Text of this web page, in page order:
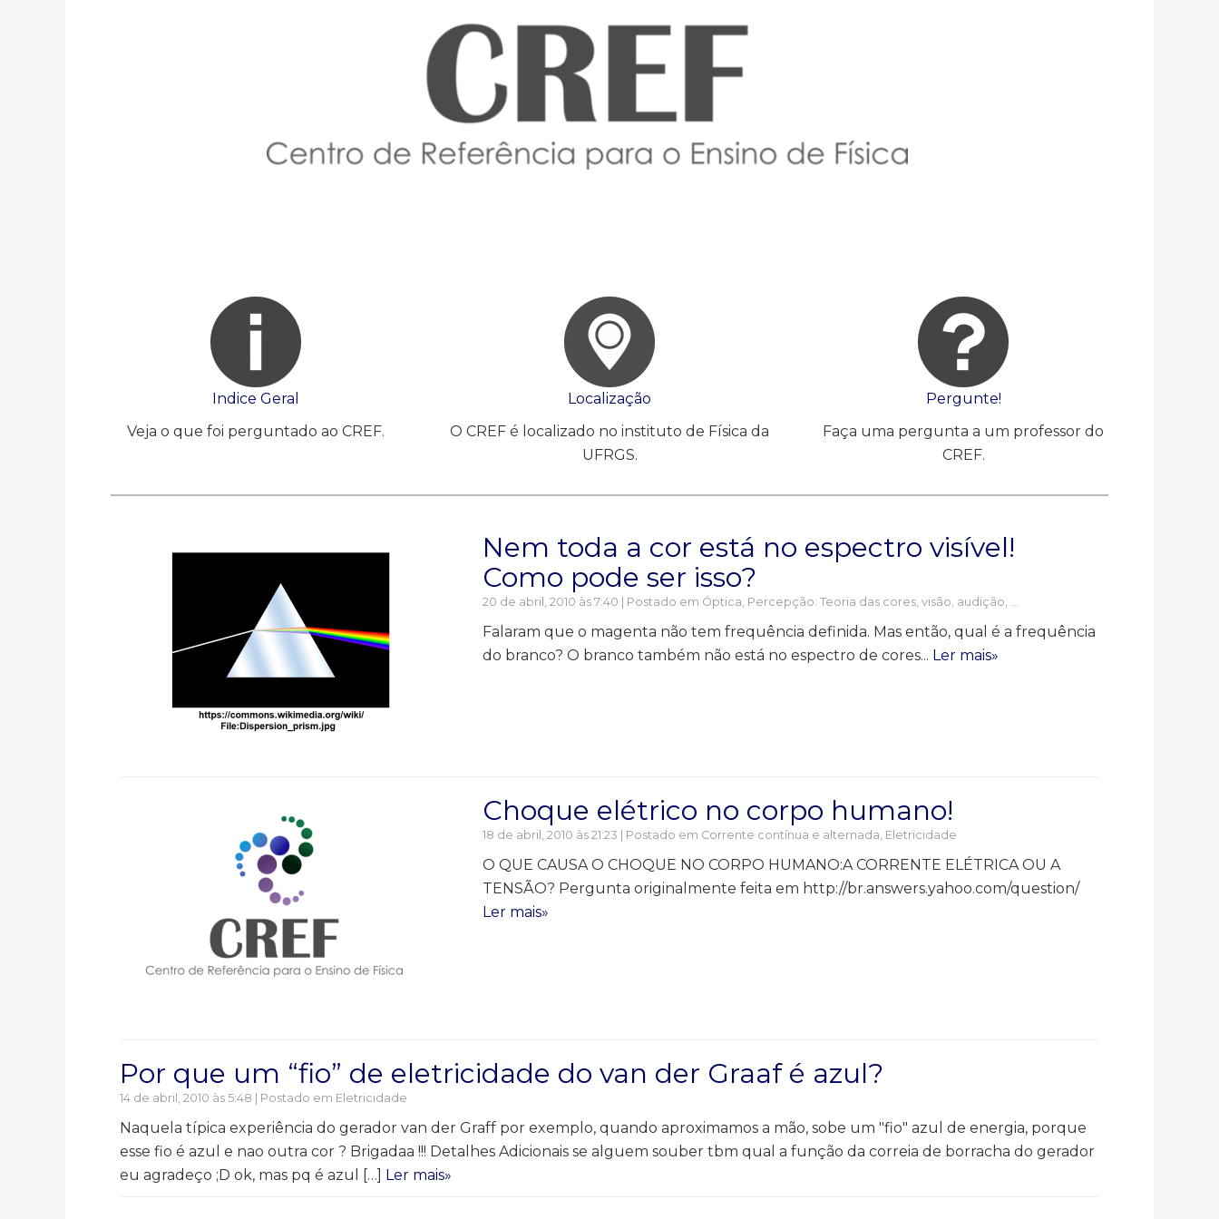
Indice Geral
Veja o que foi perguntado ao CREF.
Localização
O CREF é localizado no instituto de Física da
UFRGS.
Pergunte!
Faça uma pergunta a um professor do
CREF.
Nem toda a cor está no espectro visível!
Como pode ser isso?
20 de abril, 2010 às 7:40 | Postado em Óptica, Percepção: Teoria das cores, visão, audição, ...
Falaram que o magenta não tem frequência definida. Mas então, qual é a frequência
do branco? O branco também não está no espectro de cores... Ler mais»
Choque elétrico no corpo humano!
18 de abril, 2010 às 21:23 | Postado em Corrente contínua e alternada, Eletricidade
O QUE CAUSA O CHOQUE NO CORPO HUMANO:A CORRENTE ELÉTRICA OU A
TENSÃO? Pergunta originalmente feita em http://br.answers.yahoo.com/question/
Ler mais»
Por que um “fio” de eletricidade do van der Graaf é azul?
14 de abril, 2010 às 5:48 | Postado em Eletricidade
Naquela típica experiência do gerador van der Graff por exemplo, quando aproximamos a mão, sobe um "fio" azul de energia, porque
esse fio é azul e nao outra cor ? Brigadaa !!! Detalhes Adicionais se alguem souber tbm qual a função da correia de borracha do gerador
eu agradeço ;D ok, mas pq é azul […] Ler mais»